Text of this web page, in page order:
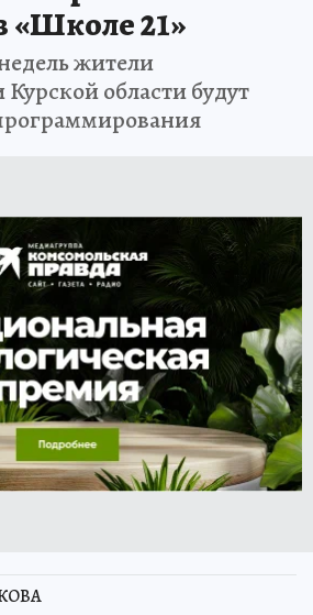
«Школе 21»
жители
области будут